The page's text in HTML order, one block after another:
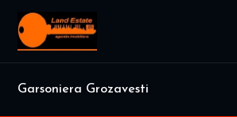
Garsoniera Grozavesti